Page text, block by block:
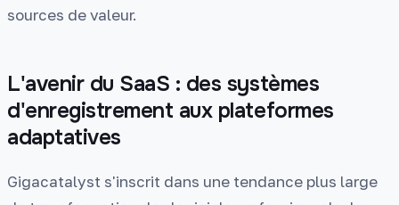
sources de valeur.
L'avenir du SaaS : des systèmes
d'enregistrement aux plateformes
adaptatives
Gigacatalyst s'inscrit dans une tendance plus large